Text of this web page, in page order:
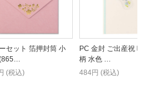
セット 箔押封筒 小
(税込)
PC 金封 ご出産祝
柄 水色 …
484円 (税込)